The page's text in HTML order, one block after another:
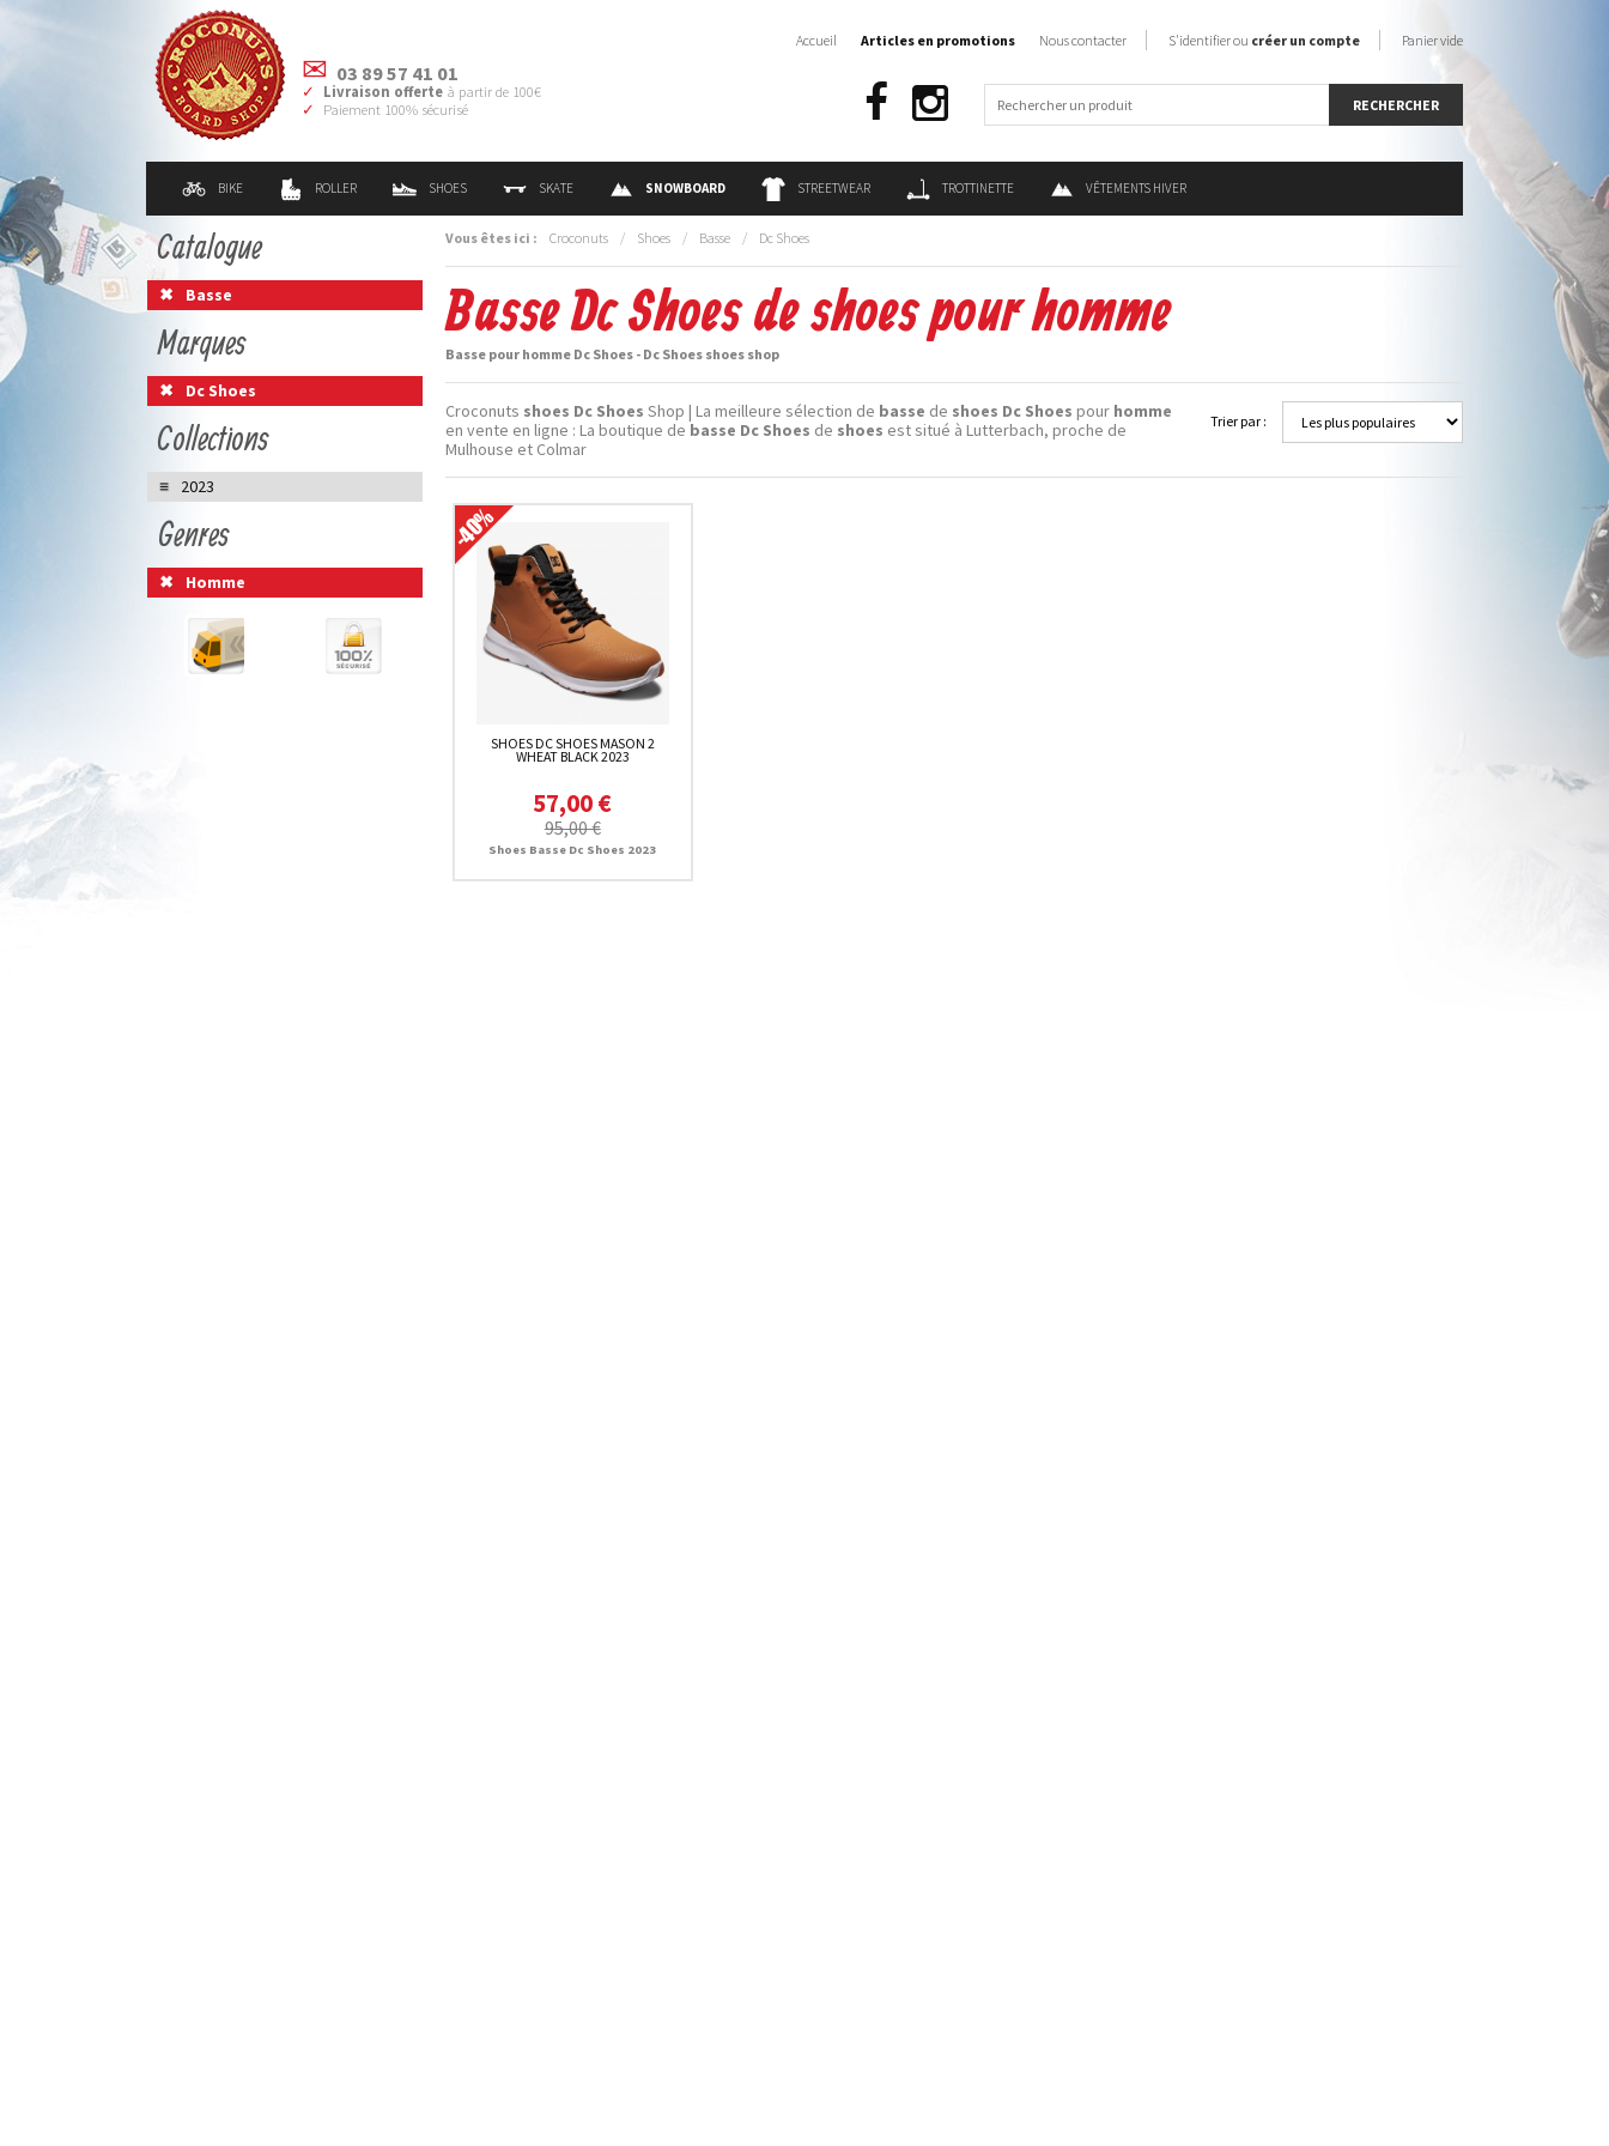
03 89 57 41 01
Livraison offerte à partir de 100€
Paiement 100% sécurisé
BIKE ROLLER SHOES SKATE SNOWBOARD STREETWEAR TROTTINETTE VÊTEMENTS HIVER
Accueil Articles en promotions Nous contacter S'identifier ou créer un compte Panier vide
Vous êtes ici : Croconuts / Shoes / Basse / Dc Shoes
Basse Dc Shoes de shoes pour homme
Basse pour homme Dc Shoes - Dc Shoes shoes shop
Trier par :
Croconuts shoes Dc Shoes Shop | La meilleure sélection de basse de shoes Dc Shoes pour homme
en vente en ligne : La boutique de basse Dc Shoes de shoes est situé à Lutterbach, proche de
Mulhouse et Colmar
SHOES DC SHOES MASON 2
WHEAT BLACK 2023
57,00 €
95,00 €
Shoes Basse Dc Shoes 2023
Catalogue
Basse
Marques
Dc Shoes
Collections
2023
Genres
Homme